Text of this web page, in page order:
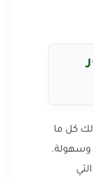
كل ما
وسهولة.